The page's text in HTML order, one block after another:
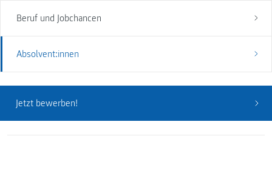
Beruf und Jobchancen
Absolvent:innen
Jetzt bewerben!